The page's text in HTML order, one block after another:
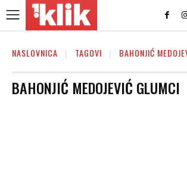
NASLOVNICA TAGOVI BAHONJIĆ
BAHONJIĆ MEDOJEVIĆ GLUMCI